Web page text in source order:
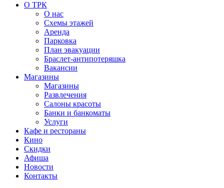
О ТРК
О нас
Схемы этажей
Аренда
Парковка
План эвакуации
Браслет-антипотеряшка
Вакансии
Магазины
Магазины
Развлечения
Салоны красоты
Банки и банкоматы
Услуги
Кафе и рестораны
Кино
Скидки
Афиша
Новости
Контакты